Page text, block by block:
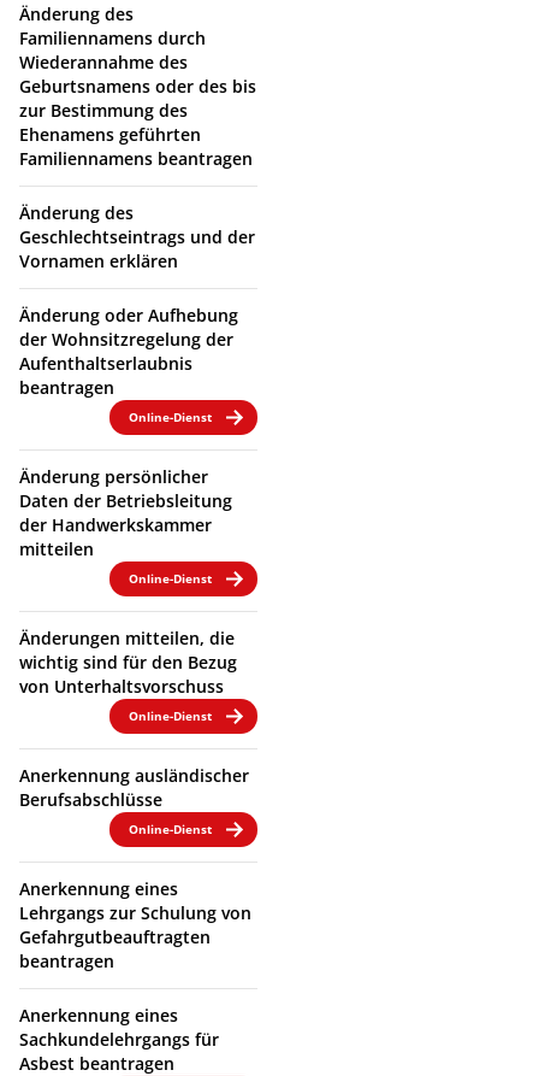
Änderung des
Familiennamens durch
Wiederannahme des
Geburtsnamens oder des bis
zur Bestimmung des
Ehenamens geführten
Familiennamens beantragen
Änderung des
Geschlechtseintrags und der
Vornamen erklären
Änderung oder Aufhebung
der Wohnsitzregelung der
Aufenthaltserlaubnis
beantragen
Online-Dienst
Änderung persönlicher
Daten der Betriebsleitung
der Handwerkskammer
mitteilen
Online-Dienst
Änderungen mitteilen, die
wichtig sind für den Bezug
von Unterhaltsvorschuss
Online-Dienst
Anerkennung ausländischer
Berufsabschlüsse
Online-Dienst
Anerkennung eines
Lehrgangs zur Schulung von
Gefahrgutbeauftragten
beantragen
Anerkennung eines
Sachkundelehrgangs für
Asbest beantragen